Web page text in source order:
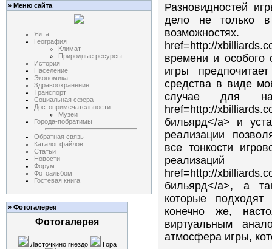
» Меню сайта
Ялта
География
Климат
Природные ресурсы
История
Население
Экономика
Здравоохранение
Транспорт
Социальная сфера
Достопримечательности
Музеи
Города-побратимы
Обратная связь
Каталог файлов
Статьи
Новости
Форум
Фотоальбом
Гостевая книга
» Фотогалерея
Фотогалерея
Ласточкино гнездо
Гора
Разновидностей
дело не только
href=http://
времени и особого
игры
средства в виде
случае для
href=http://
бильярд</a> и
реализации
все тонкости
href=http://
бильярд</a>, а
которые
конечно же,
виртуальным
атмосфера игры,